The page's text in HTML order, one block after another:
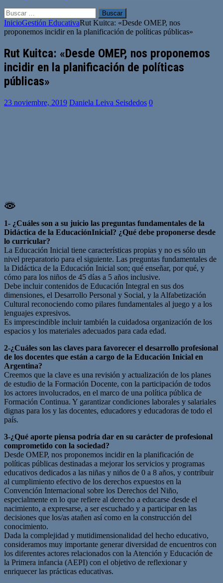
Buscar:
InicioGestión EducativaRut Kuitca: «Desde OMEP, nos
proponemos incidir en la planificación de políticas públicas»
Rut Kuitca: «Desde OMEP, nos proponemos
incidir en la planificación de políticas
públicas»
23 noviembre, 2019 Daniela Leiva Seisdedos 0
1- ¿Cuáles son a su juicio las preguntas fundamentales de la
Didáctica de la EducaciónInicial? ¿Qué debe proponerse desde
lo curricular?
La Educación Inicial tiene características propias y no es sólo un
nivel preparatorio para el siguiente. Las preguntas fundamentales de
la Didáctica de la Educación Inicial son; qué enseñar, por qué, y
cómo para los niños de 45 días a 5 años inclusive.
Debe incluir contenidos de Educación Integral en sus dos
dimensiones, el Desarrollo Personal y Social, y la Alfabetización
Cultural reconociendo como pilares fundamentales al juego y a los
lenguajes expresivos.
Es imprescindible incluir también la cuidadosa organización de los
espacios y los materiales adecuados para cada edad.
2-¿Cuáles son las claves para favorecer el desarrollo profesional
de los docentes que están a cargo de la Educación Inicial en
Argentina?
Creemos que la clave es una revisión y actualización de los planes
de estudio de la Formación Docente, con la participación de todos
los actores involucrados, en el marco de una política pública de
Formación Continua. Y garantizar condiciones laborales y salariales
dignas para los y las docentes, educadores y educadoras de todo el
país.
3-¿Qué aporte piensa podría dar en su carácter de profesional
comprometido con la sociedad?
Desde OMEP, nos proponemos incidir en la planificación de
políticas públicas destinadas a mejorar los servicios y programas
educativos dedicados a las niñas y niños de 0 a 8 años, y contribuir
al cumplimiento efectivo de los derechos expuestos en la
Convención Internacional sobre los Derechos del Niño,
especialmente en lo que refiere al derecho a educarse desde el
nacimiento, a expresarse, a ser escuchado y a participar en las
decisiones que los/as atañen así como en la construcción del
conocimiento.
Dada la complejidad y mutidimensionalidad del hecho educativo,
consideramos muy importante generar diversidad de encuentros con
los diferentes actores relacionados con la Atención y Educación de
la Primera infancia (AEPI) con el objetivo de reflexionar y
enriquecer las prácticas educativas.